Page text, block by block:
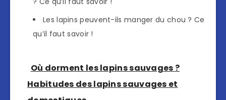
Les lapins peuvent-ils manger du chou ? Ce
qu’il faut savoir !
Où dorment les lapins sauvages ?
Habitudes des lapins sauvages et